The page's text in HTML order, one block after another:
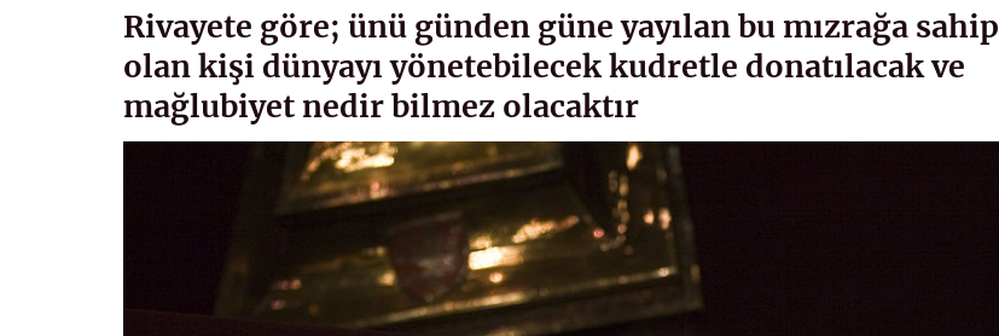
Rivayete göre; ünü günden güne yayılan bu mızrağa sahip
olan kişi dünyayı yönetebilecek kudretle donatılacak ve
mağlubiyet nedir bilmez olacaktır